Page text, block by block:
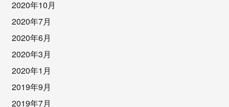
2020年10月
2020年7月
2020年6月
2020年3月
2020年1月
2019年9月
2019年7月